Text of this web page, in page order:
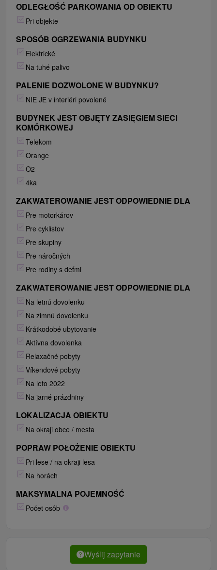
ODLEGŁOŚĆ PARKOWANIA OD OBIEKTU
Pri objekte
SPOSÓB OGRZEWANIA BUDYNKU
Elektrické
Na tuhé palivo
PALENIE DOZWOLONE W BUDYNKU?
NIE JE v interiéri povolené
BUDYNEK JEST OBJĘTY ZASIĘGIEM SIECI
KOMÓRKOWEJ
Telekom
Orange
O2
4ka
ZAKWATEROWANIE JEST ODPOWIEDNIE DLA
Pre motorkárov
Pre cyklistov
Pre skupiny
Pre náročných
Pre rodiny s deťmi
ZAKWATEROWANIE JEST ODPOWIEDNIE DLA
Na letnú dovolenku
Na zimnú dovolenku
Krátkodobé ubytovanie
Aktívna dovolenka
Relaxačné pobyty
Víkendové pobyty
Na leto 2022
Na jarné prázdniny
LOKALIZACJA OBIEKTU
Na okraji obce / mesta
POPRAW POŁOŻENIE OBIEKTU
Pri lese / na okraji lesa
Na horách
MAKSYMALNA POJEMNOŚĆ
Počet osôb
Wyślij zapytanie